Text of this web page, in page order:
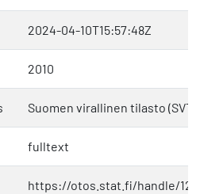
2024-04-10T15:57:48Z
2010
Suomen virallinen tilasto (SVT)
fulltext
https://otos.stat.fi/handle/